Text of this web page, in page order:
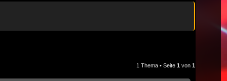
1 Thema • Seite 1 von 1